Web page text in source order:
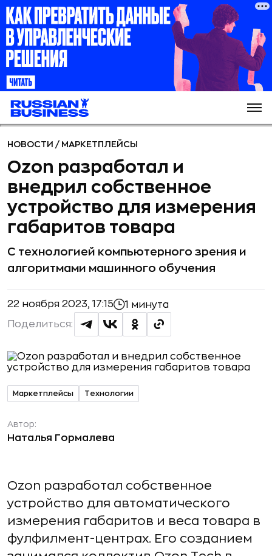
НОВОСТИ / МАРКЕТПЛЕЙСЫ
Ozon разработал и
внедрил собственное
устройство для измерения
габаритов товара
С технологией компьютерного зрения и
алгоритмами машинного обучения
22 ноября 2023, 17:15 1 минута
Поделиться:
Маркетплейсы Технологии
Автор:
Наталья Гормалева
Ozon разработал собственное
устройство для автоматического
измерения габаритов и веса товара в
фулфилмент-центрах. Его созданием